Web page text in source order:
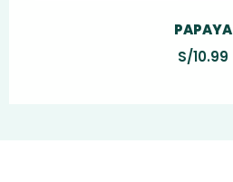
PAPAYA
S/10.99